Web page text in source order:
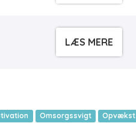
LÆS MERE
Omsorgssvigt
Opvækst